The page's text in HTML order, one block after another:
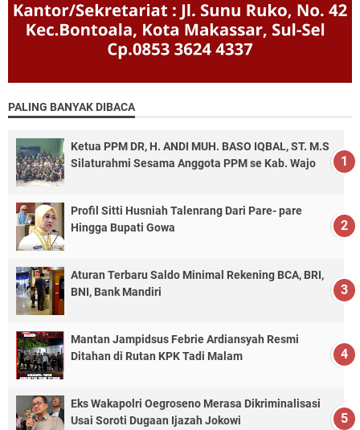
PALING BANYAK DIBACA
Ketua PPM DR, H. ANDI MUH. BASO IQBAL, ST. M.S
Silaturahmi Sesama Anggota PPM se Kab. Wajo
Profil Sitti Husniah Talenrang Dari Pare- pare
Hingga Bupati Gowa
Aturan Terbaru Saldo Minimal Rekening BCA, BRI,
BNI, Bank Mandiri
Mantan Jampidsus Febrie Ardiansyah Resmi
Ditahan di Rutan KPK Tadi Malam
Eks Wakapolri Oegroseno Merasa Dikriminalisasi
Usai Soroti Dugaan Ijazah Jokowi